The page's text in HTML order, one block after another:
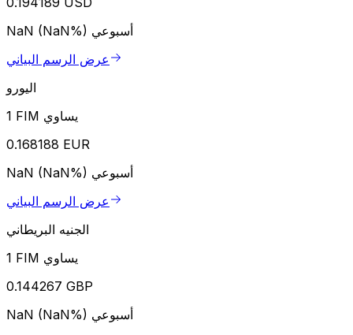
NaN (NaN%) أسبوعي
عرض الرسم البياني
اليورو
1 FIM يساوي
0.168188 EUR
NaN (NaN%) أسبوعي
عرض الرسم البياني
الجنيه البريطاني
1 FIM يساوي
0.144267 GBP
NaN (NaN%) أسبوعي